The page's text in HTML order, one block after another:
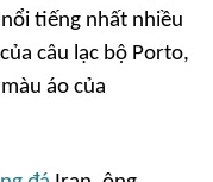
tiếng nhất nhiều
câu lạc bộ Porto,
áo của